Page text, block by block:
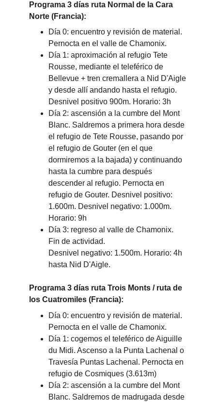
Programa 3 días ruta Normal de la Cara
Norte (Francia):
Día 0: encuentro y revisión de material.
Pernocta en el valle de Chamonix.
Día 1: aproximación al refugio Tete
Rousse, mediante el teleférico de
Bellevue + tren cremallera a Nid D'Aigle
y desde allí andando hasta el refugio.
Desnivel positivo 900m. Horario: 3h
Día 2: ascensión a la cumbre del Mont
Blanc. Saldremos a primera hora desde
el refugio de Tete Rousse, pasando por
el refugio de Gouter (en el que
dormiremos a la bajada) y continuando
hasta la cumbre para después
descender al refugio. Pernocta en
refugio de Gouter. Desnivel positivo:
1.600m. Desnivel negativo: 1.000m.
Horario: 9h
Día 3: regreso al valle de Chamonix.
Fin de actividad.
Desnivel negativo: 1.500m. Horario: 4h
hasta Nid D'Aigle.
Programa 3 días ruta Trois Monts / ruta de
los Cuatromiles (Francia):
Día 0: encuentro y revisión de material.
Pernocta en el valle de Chamonix.
Día 1: cogemos el teleférico de Aiguille
du Midi. Ascenso a la Punta Lachenal o
Travesía Puntas Lachenal. Pernocta en
refugio de Cosmiques (3.613m)
Día 2: ascensión a la cumbre del Mont
Blanc. Saldremos de madrugada desde